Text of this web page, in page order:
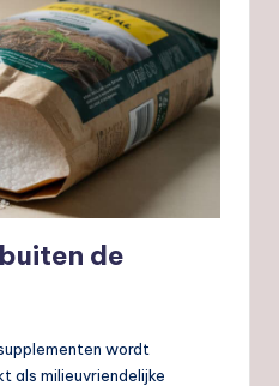
de
wordt
als milieuvriendelijke